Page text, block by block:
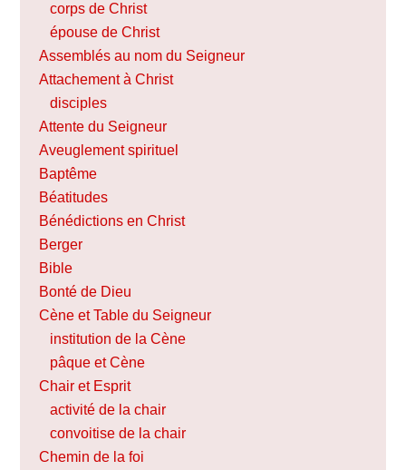
corps de Christ
épouse de Christ
Assemblés au nom du Seigneur
Attachement à Christ
disciples
Attente du Seigneur
Aveuglement spirituel
Baptême
Béatitudes
Bénédictions en Christ
Berger
Bible
Bonté de Dieu
Cène et Table du Seigneur
institution de la Cène
pâque et Cène
Chair et Esprit
activité de la chair
convoitise de la chair
Chemin de la foi